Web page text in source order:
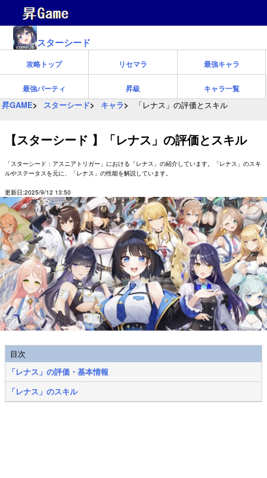
スターシード
攻略トップ リセマラ 最強キャラ
最強パーティ 昇級 キャラ一覧
昇GAME スターシード キャラ 「レナス」の評価とスキル
【スターシード 】「レナス」の評価とスキル
「スターシード：アスニアトリガー」における「レナス」の紹介しています。「レナス」のスキ
ルやステータスを元に、「レナス」の性能を解説しています。
更新日:2025/9/12 13:50
目次
「レナス」の評価・基本情報
「レナス」のスキル